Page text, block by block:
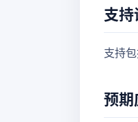
支持
支持
预期